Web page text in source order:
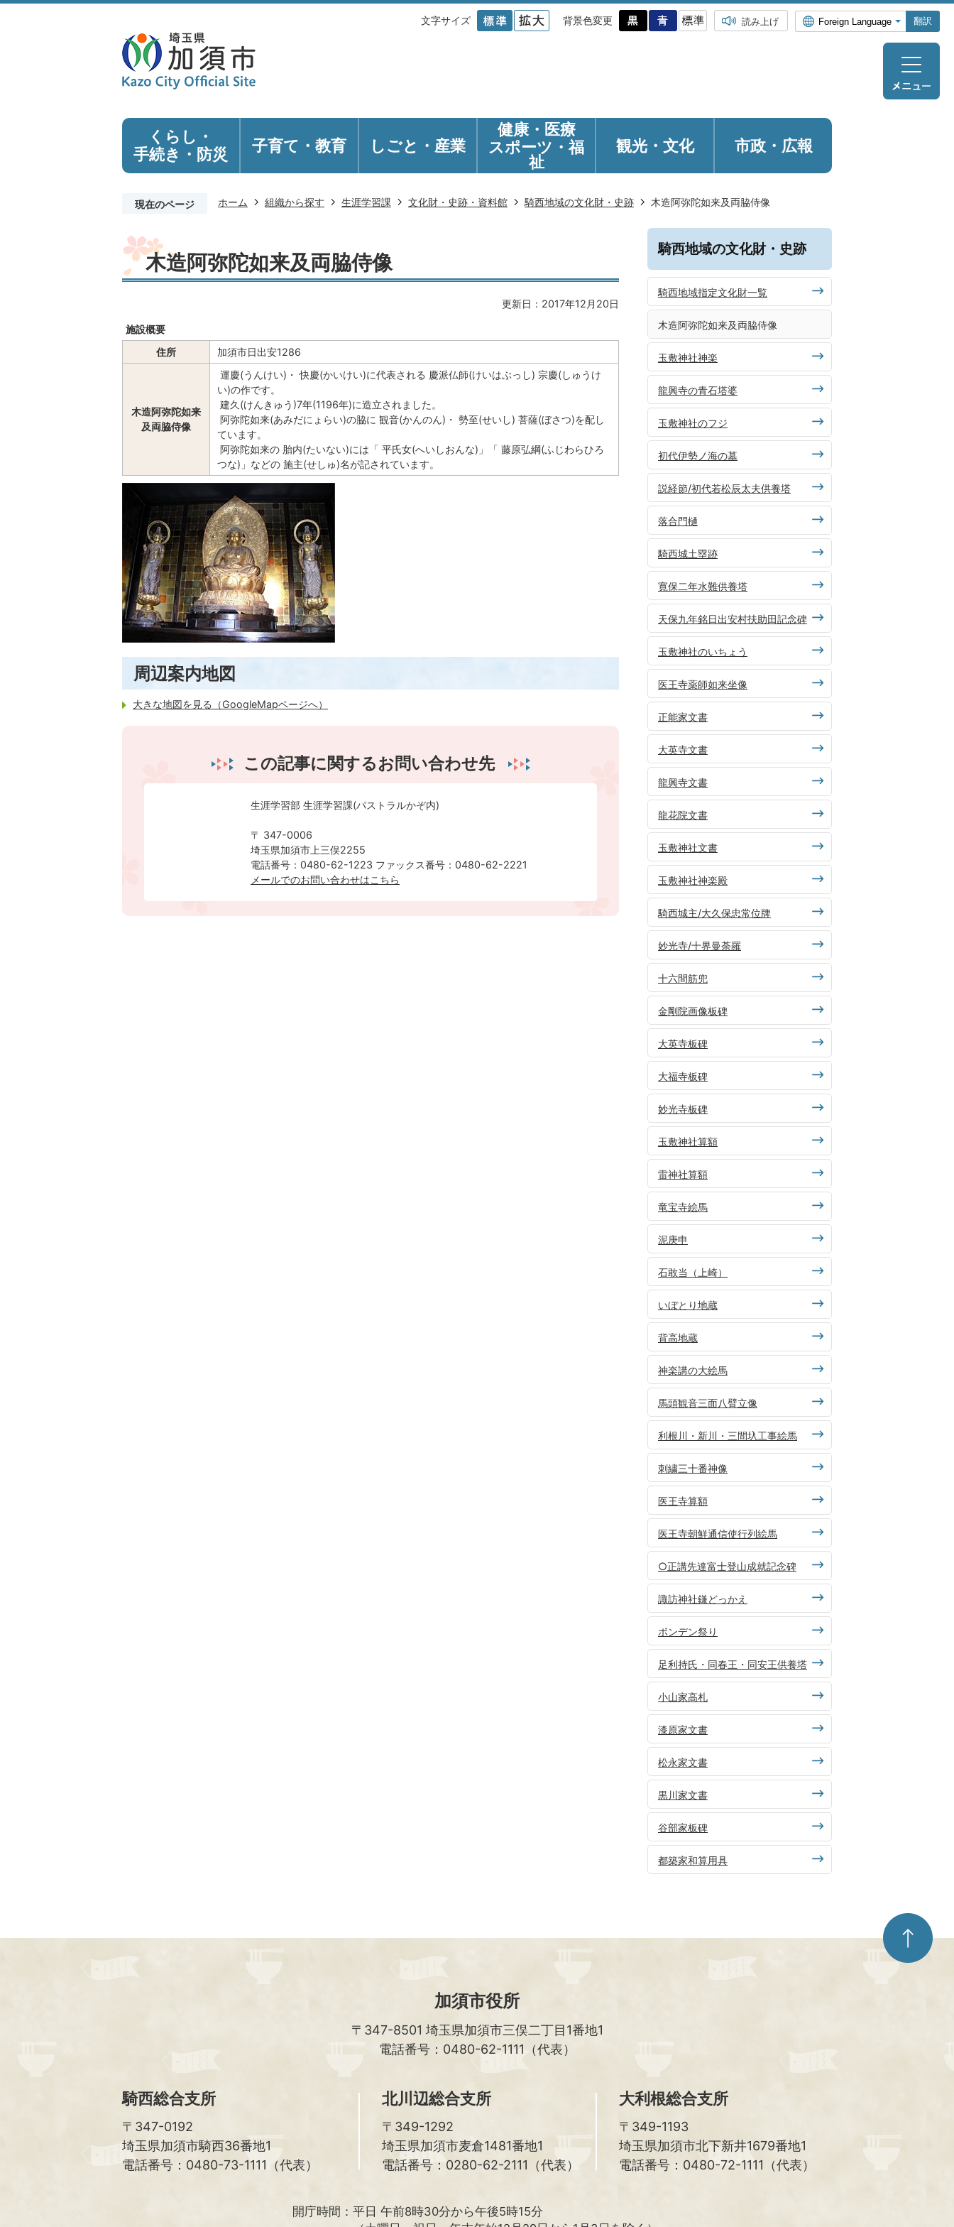
文字サイズ 背景色変更 読み上げ 翻訳
くらし・
手続き ・防災 子育て・教育 しごと・産業
健康・医療
スポーツ・福
祉
観光・ 文化 市政・広報
現在のページ ホーム 組織から探す 生涯学習課 文化財・史跡・資料館 騎西地域の文化財・史跡 木造阿弥陀如来及両脇侍像
木造阿弥陀如来及両脇侍像
更新日：2017年12月20日
施設概要
住所
加須市日出安1286
木造阿弥陀如来
及両脇侍像
運慶(うんけい)・ 快慶(かいけい)に代表される 慶派仏師(けいはぶっし) 宗慶(しゅうけ
い)の作です。
建久(けんきゅう)7年(1196年)に造立されました。
阿弥陀如来(あみだにょらい)の脇に 観音(かんのん)・ 勢至(せいし) 菩薩(ぼさつ)を配し
ています。
阿弥陀如来の 胎内(たいない)には「 平氏女(へいしおんな)」「 藤原弘綱(ふじわらひろ
つな)」などの 施主(せしゅ)名が記されています。
周辺案内地図
大きな地図を見る（GoogleMapページへ）
この記事に関するお問い合わせ先
生涯学習部 生涯学習課(パストラルかぞ内)
〒 347-0006
埼玉県加須市上三俣2255
電話番号：0480-62-1223 ファックス番号：0480-62-2221
メールでのお問い合わせはこちら
騎西地域の文化財・史跡
騎西地域指定文化財一覧
木造阿弥陀如来及両脇侍像
玉敷神社神楽
龍興寺の青石塔婆
玉敷神社のフジ
初代伊勢ノ海の墓
説経節/初代若松辰太夫供養塔
落合門樋
騎西城土塁跡
寛保二年水難供養塔
天保九年銘日出安村扶助田記念碑
玉敷神社のいちょう
医王寺薬師如来坐像
正能家文書
大英寺文書
龍興寺文書
龍花院文書
玉敷神社文書
玉敷神社神楽殿
騎西城主/大久保忠常位牌
妙光寺/十界曼荼羅
十六間筋兜
金剛院画像板碑
大英寺板碑
大福寺板碑
妙光寺板碑
玉敷神社算額
雷神社算額
竜宝寺絵馬
泥庚申
石敢当（上崎）
いぼとり地蔵
背高地蔵
神楽講の大絵馬
馬頭観音三面八臂立像
利根川・新川・三間圦工事絵馬
刺繍三十番神像
医王寺算額
医王寺朝鮮通信使行列絵馬
○正講先達富士登山成就記念碑
諏訪神社鎌どっかえ
ボンデン祭り
足利持氏・同春王・同安王供養塔
小山家高札
漆原家文書
松永家文書
黒川家文書
谷部家板碑
都築家和算用具
ペ
ー
ジ
加須市役所
〒347-8501 埼玉県加須市三俣二丁目1番地1
電話番号：0480-62-1111（代表）
騎西総合支所
〒347-0192
埼玉県加須市騎西36番地1
電話番号：0480-73-1111（代表）
北川辺総合支所
〒349-1292
埼玉県加須市麦倉1481番地1
電話番号：0280-62-2111（代表）
大利根総合支所
〒349-1193
埼玉県加須市北下新井1679番地1
電話番号：0480-72-1111（代表）
開庁時間： 平日 午前8時30分から午後5時15分